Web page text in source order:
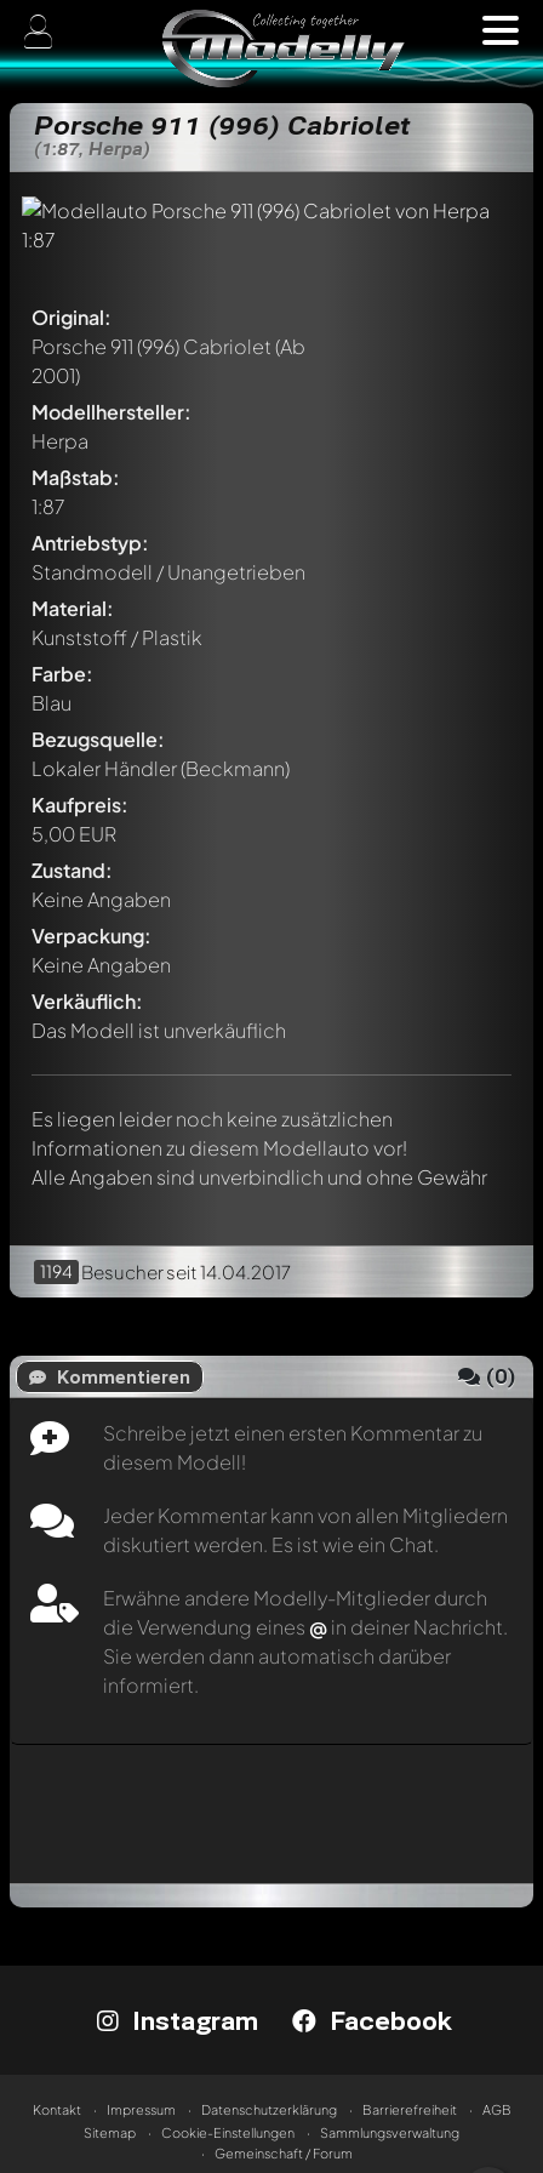
Porsche 911 (996) Cabriolet
(1:87, Herpa)
Original:
Porsche 911 (996) Cabriolet(Ab
2001)
Modellhersteller:
Herpa
Maßstab:
1:87
Antriebstyp:
Standmodell / Unangetrieben
Material:
Kunststoff / Plastik
Farbe:
Blau
Bezugsquelle:
Lokaler Händler (Beckmann)
Kaufpreis:
5,00 EUR
Zustand:
Keine Angaben
Verpackung:
Keine Angaben
Verkäuflich:
Das Modell ist unverkäuflich
Es liegen leider noch keine zusätzlichen
Informationen zu diesem Modellauto vor!
Alle Angaben sind unverbindlich und ohne Gewähr
1194 Besucherseit 14.04.2017
Kommentieren (0)
Schreibe jetzt einen ersten Kommentar zu
diesem Modell!
Jeder Kommentar kann von allen Mitgliedern
diskutiert werden. Es ist wie ein Chat.
Erwähne andere Modelly-Mitglieder durch
die Verwendung eines @in deiner Nachricht.
Sie werden dann automatisch darüber
informiert.
Schreibe jetzt einen ersten Kommentar zu diesem Modell!
Jeder Kommentar kann von allen Mitgliedern diskutiert
werden. Es ist wie ein Chat.
Erwähne andere Modelly-Mitglieder durch die
automatisch darüber informiert.
Instagram Facebook
Kontakt Impressum Datenschutzerklärung Barrierefreiheit
AGB
Sitemap
Cookie-Einstellungen
Sammlungsverwaltung
Gemeinschaft / Forum